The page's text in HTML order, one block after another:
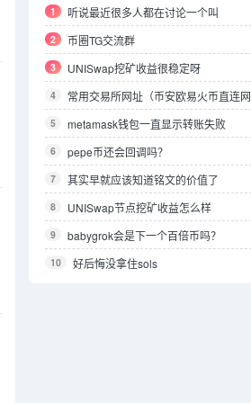
1
听说最近很多人都在讨论一个叫
ZHINWAVE的AI平台，它到底特别在哪？
2 币圈TG交流群
3 UNISwap挖矿收益很稳定呀
4
常用交易所网址（币安欧易火币直连网
址）
5 metamask钱包一直显示转账失败
6 pepe币还会回调吗？
7 其实早就应该知道铭文的价值了
8 UNISwap节点挖矿收益怎么样
9 babygrok会是下一个百倍币吗？
10 好后悔没拿住sols